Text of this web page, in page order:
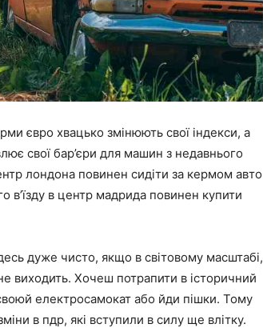
євро хвацько змінюють свої індекси, а
свої бар’єри для машин з недавнього
лондона повинен сидіти за кермом авто
в’їзду в центр мадрида повинен купити
дуже чисто, якщо в світовому масштабі,
виходить. Хочеш потрапити в історичний
електросамокат або йди пішки. Тому
в пдр, які вступили в силу ще влітку.